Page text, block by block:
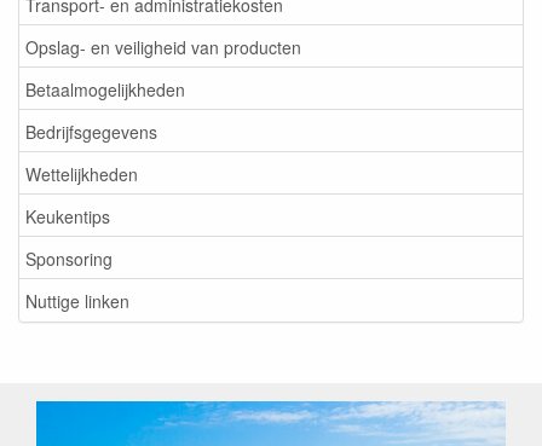
Opslag- en veiligheid van producten
Betaalmogelijkheden
Bedrijfsgegevens
Wettelijkheden
Keukentips
Sponsoring
Nuttige linken